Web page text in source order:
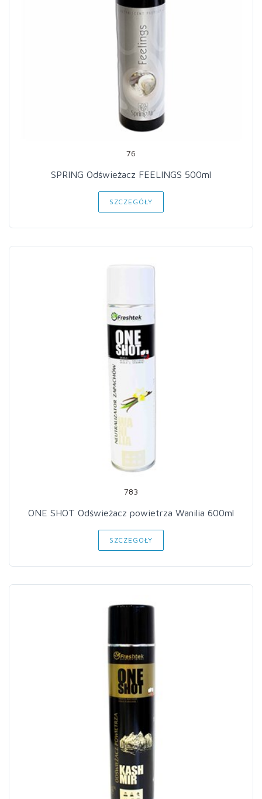
76
SPRING Odświeżacz FEELINGS 500ml
SZCZEGÓŁY
783
ONE SHOT Odświeżacz powietrza Wanilia 600ml
SZCZEGÓŁY